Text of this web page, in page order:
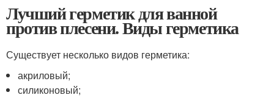
Лучший герметик для ванной
против плесени. Виды герметика
Существует несколько видов герметика:
акриловый;
силиконовый;